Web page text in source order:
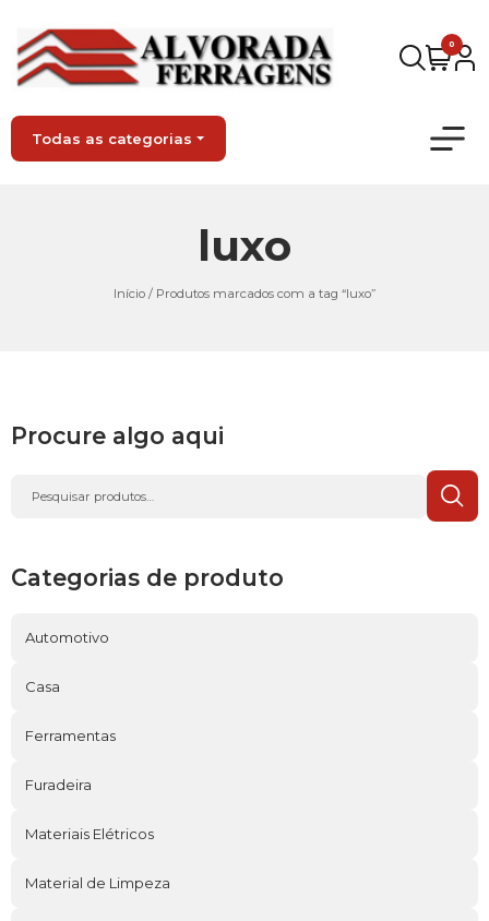
0
Todas as categorias
luxo
Início / Produtos marcados com a tag “luxo”
Procure algo aqui
Categorias de produto
Automotivo
Casa
Ferramentas
Furadeira
Materiais Elétricos
Material de Limpeza